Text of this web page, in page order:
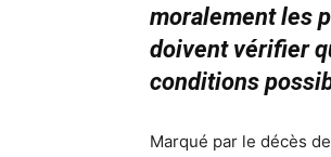
moralement les
doivent vérifier
conditions
Marqué par le décès